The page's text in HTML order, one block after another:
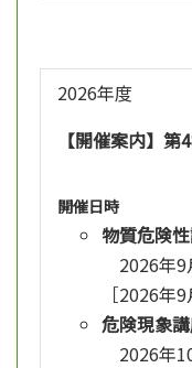
2026年度
【開催案内】
開催日時
物質危険
2026年9
［2026年
危険現象
2026年